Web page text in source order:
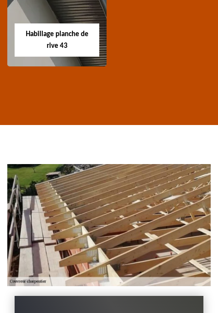
Spécialiste en
traitement de
Loire
Habillage planche de
rive 43
de rive 43
Haute-Loire